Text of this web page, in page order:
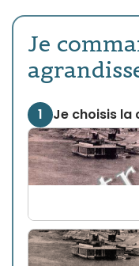
Je
1 Je choisis la